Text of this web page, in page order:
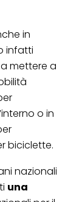
in
infatti
mettere a
o in
biciclette.
nazionali
una